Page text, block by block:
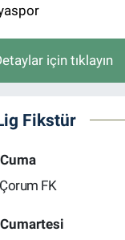
için tıklayın
Fikstür
FK